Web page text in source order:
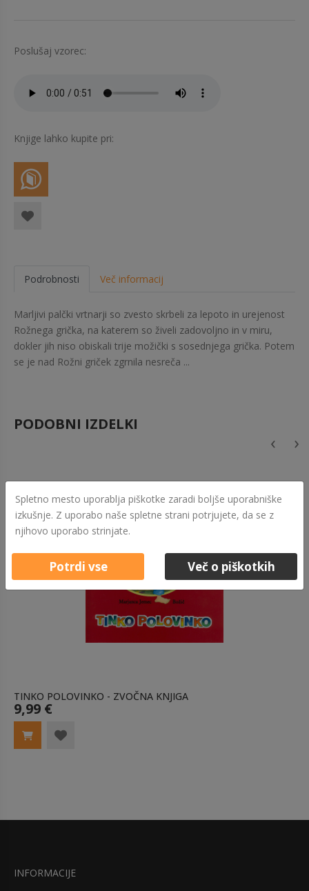
Poslušaj vzorec:
Knjige lahko kupite pri:
Podrobnosti Več informacij
Marljivi palčki vrtnarji so zvesto skrbeli za lepoto in urejenost
Rožnega grička, na katerem so živeli zadovoljno in v miru,
dokler jih niso obiskali trije možički s sosednjega grička. Potem
se je nad Rožni griček zgrnila nesreča ...
PODOBNI IZDELKI
TINKO POLOVINKO - ZVOČNA KNJIGA
9,99 €
‹ ›
INFORMACIJE
Spletno mesto uporablja piškotke zaradi boljše uporabniške
izkušnje. Z uporabo naše spletne strani potrjujete, da se z
njihovo uporabo strinjate.
Potrdi vse Več o piškotkih